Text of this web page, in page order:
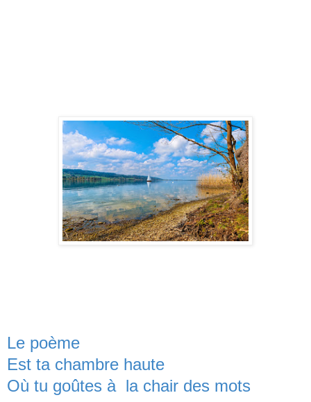
Le poème
Est ta chambre haute
Où tu goûtes à la chair des mots